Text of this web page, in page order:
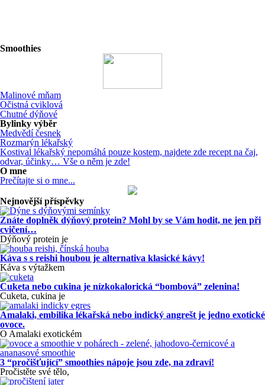
Smoothies
Malinové mňam
Očistná cviklová
Chutné dýňové
Bylinky výběr
Medvědí česnek
Rozmarýn lékařský
Kostival lékařský nepomáhá pouze kostem, najdete zde recept na čaj,
odvar, účinky… Vše o něm je zde!
O mne
Prečítajte si o mne...
Nejnovější příspěvky
Znáte doplněk dýňový protein? Mohl by se Vám hodit, ne jen při
cvičení…
Dýňový protein je
Káva s s reishi houbou je alternativa klasické kávy!
Káva s výtažkem
Cuketa nebo cukina je nízkokalorická “bombová” zelenina!
Cuketa, cukina je
Amalaki, embilika lékařská nebo indický angrešt je jedno exotické
ovoce.
O Amalaki exotickém
3 “pročišťující” smoothies nápoje jsou zde, na zdraví!
Pročistěte své tělo,